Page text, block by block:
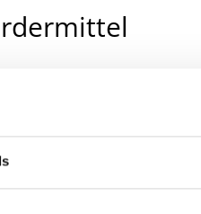
Bei der